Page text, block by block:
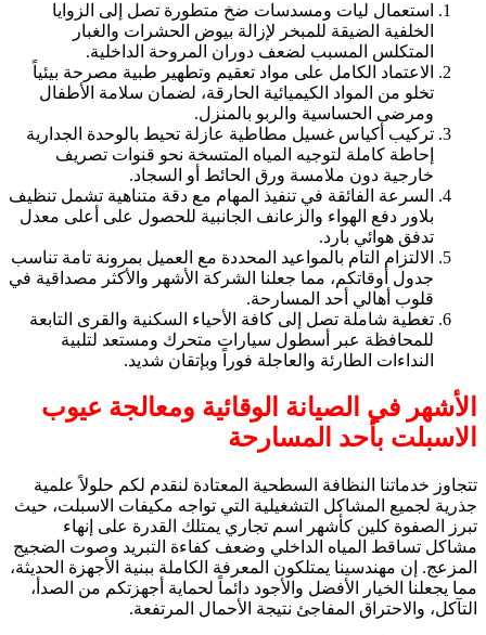
استعمال ليات ومسدسات ضخ متطورة تصل إلى الزوايا
الخلفية الضيقة للمبخر لإزالة بيوض الحشرات والغبار
المتكلس المسبب لضعف دوران المروحة الداخلية.
الاعتماد الكامل على مواد تعقيم وتطهير طبية مصرحة بيئياً
تخلو من المواد الكيميائية الحارقة، لضمان سلامة الأطفال
ومرضى الحساسية والربو بالمنزل.
تركيب أكياس غسيل مطاطية عازلة تحيط بالوحدة الجدارية
إحاطة كاملة لتوجيه المياه المتسخة نحو قنوات تصريف
خارجية دون ملامسة ورق الحائط أو السجاد.
السرعة الفائقة في تنفيذ المهام مع دقة متناهية تشمل تنظيف
بلاور دفع الهواء والزعانف الجانبية للحصول على أعلى معدل
تدفق هوائي بارد.
الالتزام التام بالمواعيد المحددة مع العميل بمرونة تامة تناسب
جدول أوقاتكم، مما جعلنا الشركة الأشهر والأكثر مصداقية في
قلوب أهالي أحد المسارحة.
تغطية شاملة تصل إلى كافة الأحياء السكنية والقرى التابعة
للمحافظة عبر أسطول سيارات متحرك ومستعد لتلبية
النداءات الطارئة والعاجلة فوراً وبإتقان شديد.
الأشهر في الصيانة الوقائية ومعالجة عيوب
الاسبلت بأحد المسارحة
تتجاوز خدماتنا النظافة السطحية المعتادة لنقدم لكم حلولاً علمية
جذرية لجميع المشاكل التشغيلية التي تواجه مكيفات الاسبلت، حيث
تبرز الصفوة كلين كأشهر اسم تجاري يمتلك القدرة على إنهاء
مشاكل تساقط المياه الداخلي وضعف كفاءة التبريد وصوت الضجيج
المزعج. إن مهندسينا يمتلكون المعرفة الكاملة ببنية الأجهزة الحديثة،
مما يجعلنا الخيار الأفضل والأجود دائماً لحماية أجهزتكم من الصدأ،
التآكل، والاحتراق المفاجئ نتيجة الأحمال المرتفعة.